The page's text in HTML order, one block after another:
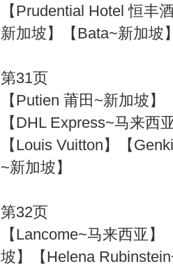
【Prudential Hotel 恒丰
新加坡】【Bata~新加坡
第31页
【Putien 莆田~新加坡
【DHL Express~马来
【Louis Vuitton】【
~新加坡】
第32页
【Lancome~马来西亚
坡】【Helena